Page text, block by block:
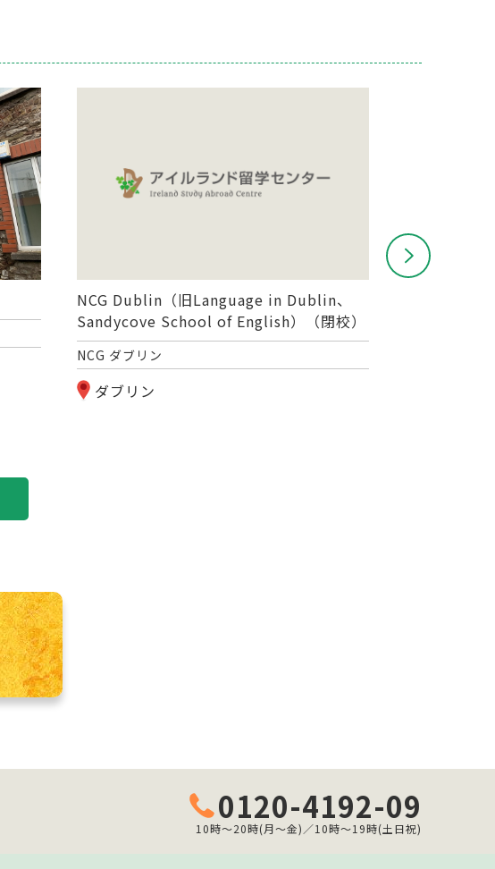
NCG Dublin（旧Language in Dublin、
Sandycove School of English）（閉校）
NCG ダブリン
ダブリン
0120-4192-09
10時～20時(月～金)／10時～19時(土日祝)